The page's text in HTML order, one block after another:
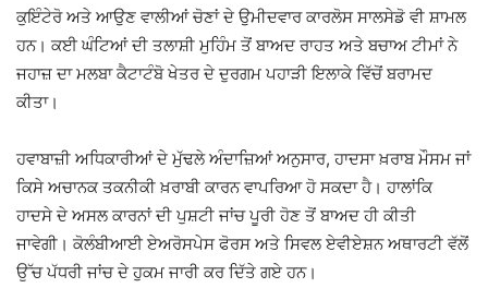
ਕੁਇੰਟੇਰੋ ਅਤੇ ਆਉਣ ਵਾਲੀਆਂ ਚੋਣਾਂ ਦੇ ਉਮੀਦਵਾਰ ਕਾਰਲੋਸ ਸਾਲਸੇਡੋ ਵੀ ਸ਼ਾਮਲ
ਹਨ। ਕਈ ਘੰਟਿਆਂ ਦੀ ਤਲਾਸ਼ੀ ਮੁਹਿੰਮ ਤੋਂ ਬਾਅਦ ਰਾਹਤ ਅਤੇ ਬਚਾਅ ਟੀਮਾਂ ਨੇ
ਜਹਾਜ਼ ਦਾ ਮਲਬਾ ਕੈਟਾਟੰਬੋ ਖੇਤਰ ਦੇ ਦੁਰਗਮ ਪਹਾੜੀ ਇਲਾਕੇ ਵਿੱਚੋਂ ਬਰਾਮਦ
ਕੀਤਾ।
ਹਵਾਬਾਜ਼ੀ ਅਧਿਕਾਰੀਆਂ ਦੇ ਮੁੱਢਲੇ ਅੰਦਾਜ਼ਿਆਂ ਅਨੁਸਾਰ, ਹਾਦਸਾ ਖ਼ਰਾਬ ਮੌਸਮ ਜਾਂ
ਕਿਸੇ ਅਚਾਨਕ ਤਕਨੀਕੀ ਖ਼ਰਾਬੀ ਕਾਰਨ ਵਾਪਰਿਆ ਹੋ ਸਕਦਾ ਹੈ। ਹਾਲਾਂਕਿ
ਹਾਦਸੇ ਦੇ ਅਸਲ ਕਾਰਨਾਂ ਦੀ ਪੁਸ਼ਟੀ ਜਾਂਚ ਪੂਰੀ ਹੋਣ ਤੋਂ ਬਾਅਦ ਹੀ ਕੀਤੀ
ਜਾਵੇਗੀ। ਕੋਲੰਬੀਆਈ ਏਅਰੋਸਪੇਸ ਫੋਰਸ ਅਤੇ ਸਿਵਲ ਏਵੀਏਸ਼ਨ ਅਥਾਰਟੀ ਵੱਲੋਂ
ਉੱਚ ਪੱਧਰੀ ਜਾਂਚ ਦੇ ਹੁਕਮ ਜਾਰੀ ਕਰ ਦਿੱਤੇ ਗਏ ਹਨ।